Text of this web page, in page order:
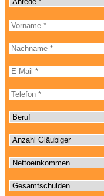
Bitte
lasse
Feld
Vorname
Nachname
E-Mail-Adresse
Telefonnummer
Beruf
Anzahl Gläubiger
Nettoeinkommen
Gesamtschulden